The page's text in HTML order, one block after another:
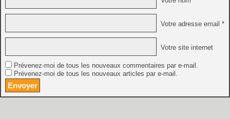
Votre adresse email *
Votre site internet
Prévenez-moi de tous les nouveaux commentaires par e-mail.
Prévenez-moi de tous les nouveaux articles par e-mail.